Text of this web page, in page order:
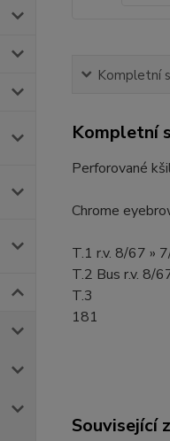
Kompletní
Kompletní
Perforované
Chrome
T.1 r.v. 8/67 »
T.2 Bus r.v. 8/
T.3
181
Související